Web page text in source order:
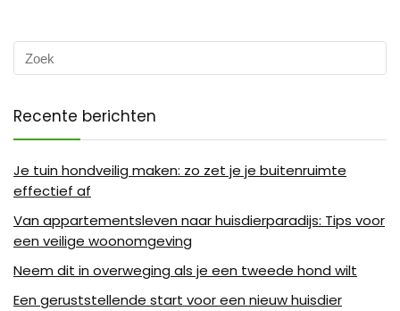
Recente berichten
Je tuin hondveilig maken: zo zet je je buitenruimte
effectief af
Van appartementsleven naar huisdierparadijs: Tips voor
een veilige woonomgeving
Neem dit in overweging als je een tweede hond wilt
Een geruststellende start voor een nieuw huisdier